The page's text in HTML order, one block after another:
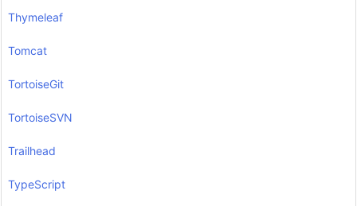
Thymeleaf
Tomcat
TortoiseGit
TortoiseSVN
Trailhead
TypeScript